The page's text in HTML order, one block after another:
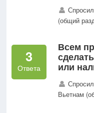
(общий
3
Ответа
Всем
или
Вьетнам